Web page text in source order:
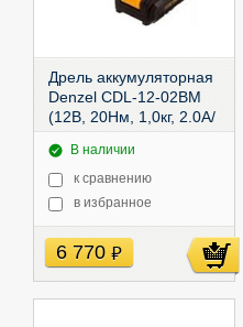
Дрель аккумуляторная
Denzel CDL-12-02BM
(12В, 20Нм, 1,0кг, 2.0А/
В наличии
к сравнению
в избранное
6 770 руб